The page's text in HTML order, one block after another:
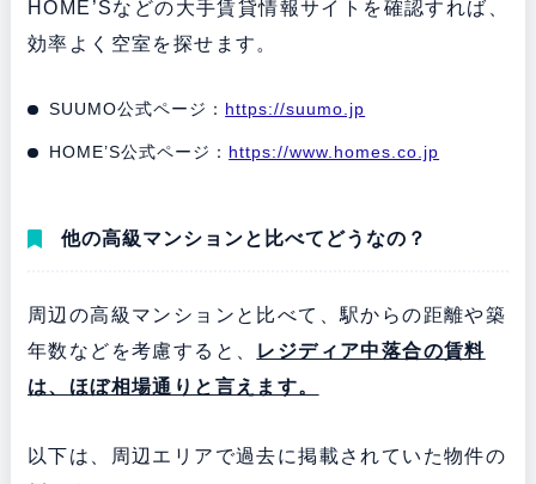
HOME’Sなどの大手賃貸情報サイトを確認すれば、
効率よく空室を探せます。
SUUMO公式ページ： https://suumo.jp
HOME’S公式ページ： https://www.homes.co.jp
他の高級マンションと比べてどうなの？
周辺の高級マンションと比べて、駅からの距離や築
年数などを考慮すると、 レジディア中落合の賃料
は、ほぼ相場通りと言えます。
以下は、周辺エリアで過去に掲載されていた物件の